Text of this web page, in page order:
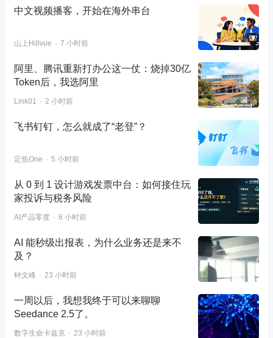
中文视频播客，开始在海外串台
山上Hillvue 7 小时前
阿里、腾讯重新打办公这一仗：烧掉30亿
Token后，我选阿里
Link01 2 小时前
飞书钉钉，怎么就成了“老登”？
定焦One 5 小时前
从 0 到 1 设计游戏发票中台：如何接住玩
家投诉与税务风险
AI产品零度 6 小时前
AI 能秒级出报表，为什么业务还是来不
及？
钟文峰 23 小时前
一周以后，我想我终于可以来聊聊
Seedance 2.5了。
数字生命卡兹克 23 小时前